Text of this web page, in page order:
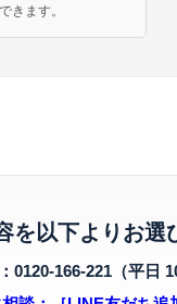
きます。
以下よりお選
0120-166-221（平日